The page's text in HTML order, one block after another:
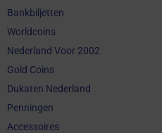
Bankbiljetten
Worldcoins
Nederland Voor 2002
Gold Coins
Dukaten Nederland
Penningen
Accessoires